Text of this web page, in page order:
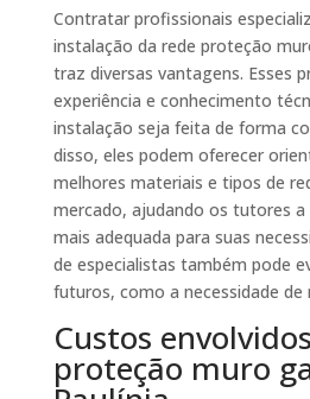
Contratar profissionais
instalação da rede proteção
traz diversas vantagens. Esses
experiência e conhecimento
instalação seja feita de forma
disso, eles podem oferecer
melhores materiais e tipos de
mercado, ajudando os tutores a
mais adequada para suas
de especialistas também pode
futuros, como a necessidade de
Custos
proteção muro